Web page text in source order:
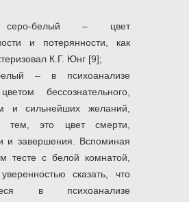
белый – цвет
и потерянности, как
К.Г. Юнг [9];
– в психоанализе
бессознательного,
и сильнейших желаний,
тем, это цвет смерти,
и завершения. Вспоминая
тесте с белой комнатой,
сказать, что
в психоанализе